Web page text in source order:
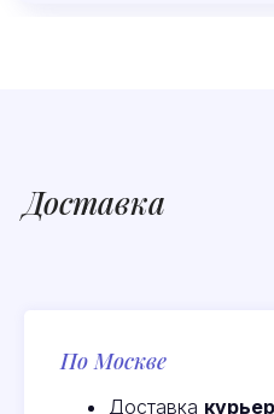
Доставка
По Москве
Доставка